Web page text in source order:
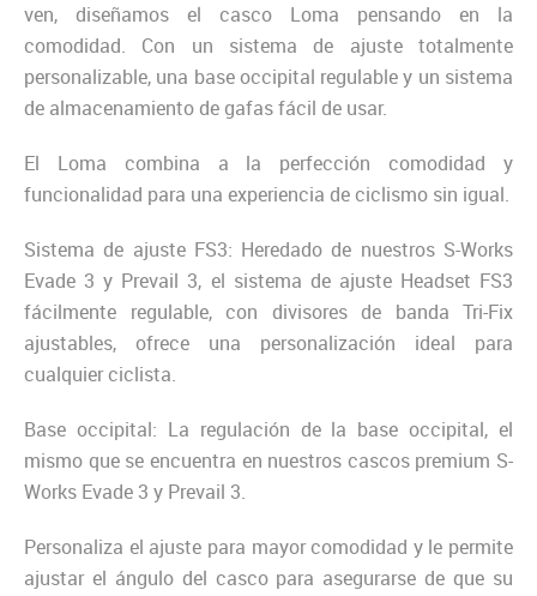
ven, diseñamos el casco Loma pensando en la
comodidad. Con un sistema de ajuste totalmente
personalizable, una base occipital regulable y un sistema
de almacenamiento de gafas fácil de usar.
El Loma combina a la perfección comodidad y
funcionalidad para una experiencia de ciclismo sin igual.
Sistema de ajuste FS3: Heredado de nuestros S-Works
Evade 3 y Prevail 3, el sistema de ajuste Headset FS3
fácilmente regulable, con divisores de banda Tri-Fix
ajustables, ofrece una personalización ideal para
cualquier ciclista.
Base occipital: La regulación de la base occipital, el
mismo que se encuentra en nuestros cascos premium S-
Works Evade 3 y Prevail 3.
Personaliza el ajuste para mayor comodidad y le permite
ajustar el ángulo del casco para asegurarse de que su